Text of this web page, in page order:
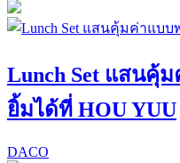
Lunch Set แสนคุ้
ยิ้มได้ที่ HOU YUU
DACO